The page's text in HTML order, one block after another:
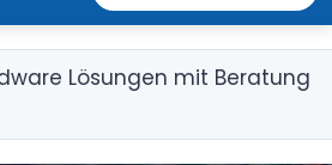
Lösungen mit Beratung